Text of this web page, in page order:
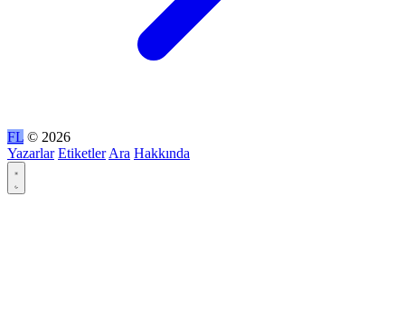
FL © 2026
Yazarlar Etiketler Ara Hakkında